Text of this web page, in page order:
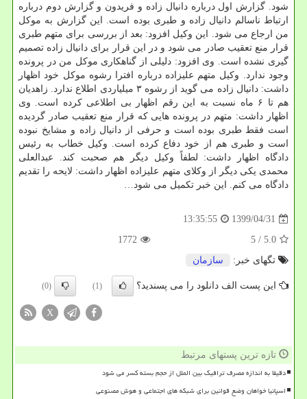
شود. گزارش اول درباره دانیال زاده و فریدون و گزارش دوم درباره
ارتباط ناسالم دانیال زاده و طبری بوده است. این گزارش به موکل
من ارجاع می شود. این وکیل افزود: بعد از بررسی برای متهم طبری
قرار منع تعقیب صادر می شود و در این قرار برای دانیال زاده تصمیم
گیری نشده است. وی افزود: دلیلی از گناهکاری موکل من در پرونده
وجود ندارد. وکیل متهم علیزاده درباره افترا رشوه موکل خود اظهار
داشت: دانیال زاده می گوید از رشوه ۳ میلیاردی اطلاع ندارد. زاهدیان
هم تا ۶ ماه نسبت به این رقم اظهار بی اطلاعی کرده است. وی
اظهار داشت: متهم در پرونده هایی که قرار منع تعقیب صادر گردیده
است فقط طبری بوده است و حرفی از دانیال زاده و مشایخ نبوده
است و طبری هم از خود دفاع کرده است. وکیل خطاب به رئیس
دادگاه اظهار داشت: لطفاً وکیل دیگر هم صحبت کند. عبدالعلی
محمدی یکی دیگر از وکلای متهم علیزاده اظهار داشت: لایحه را تقدیم
دادگاه می کنم. این خبر تکمیل می شود…
1399/04/31
13:35:55
5.0
/ 5
1772
تگهای خبر:
سازمان
این پست الف دانلود را می پسندید؟ (1)
(0)
X
تازه ترین پستهای مرتبط
دقیقا به اندازه مصرف ترافیک بین الملل از حجم بسته کسر می شود
اسپانیا خواهان وضع قوانین برای شبکه های اجتماعی و هوش مصنوعی